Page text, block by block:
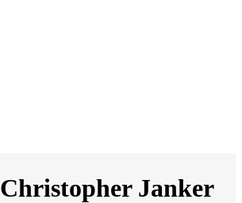
Christopher Janker